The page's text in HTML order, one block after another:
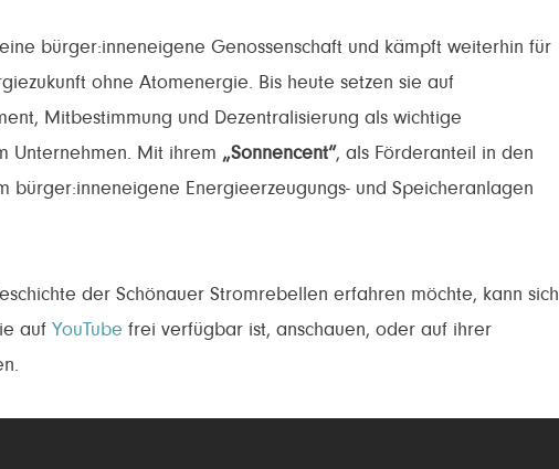
bürger:inneneigene Genossenschaft und kämpft weiterhin für
ohne Atomenergie. Bis heute setzen sie auf
Mitbestimmung und Dezentralisierung als wichtige
Unternehmen. Mit ihrem „Sonnencent“, als Förderanteil in den
bürger:inneneigene Energieerzeugungs- und Speicheranlagen
der Schönauer Stromrebellen erfahren möchte, kann sich
auf YouTube frei verfügbar ist, anschauen, oder auf ihrer